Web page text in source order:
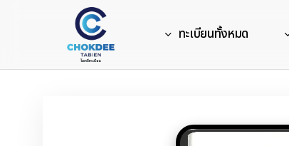
content
ทะเบียนทั้งหมด